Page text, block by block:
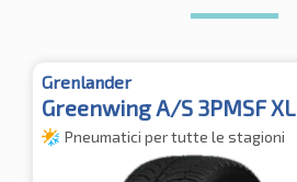
Grenlander
Greenwing A/S 3PMSF XL
Pneumatici per tutte le stagioni